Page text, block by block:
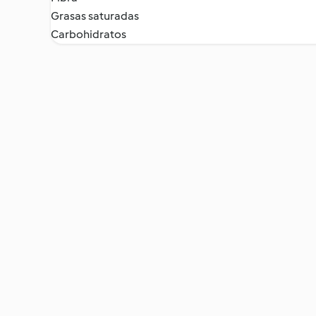
Grasas saturadas
Carbohidratos